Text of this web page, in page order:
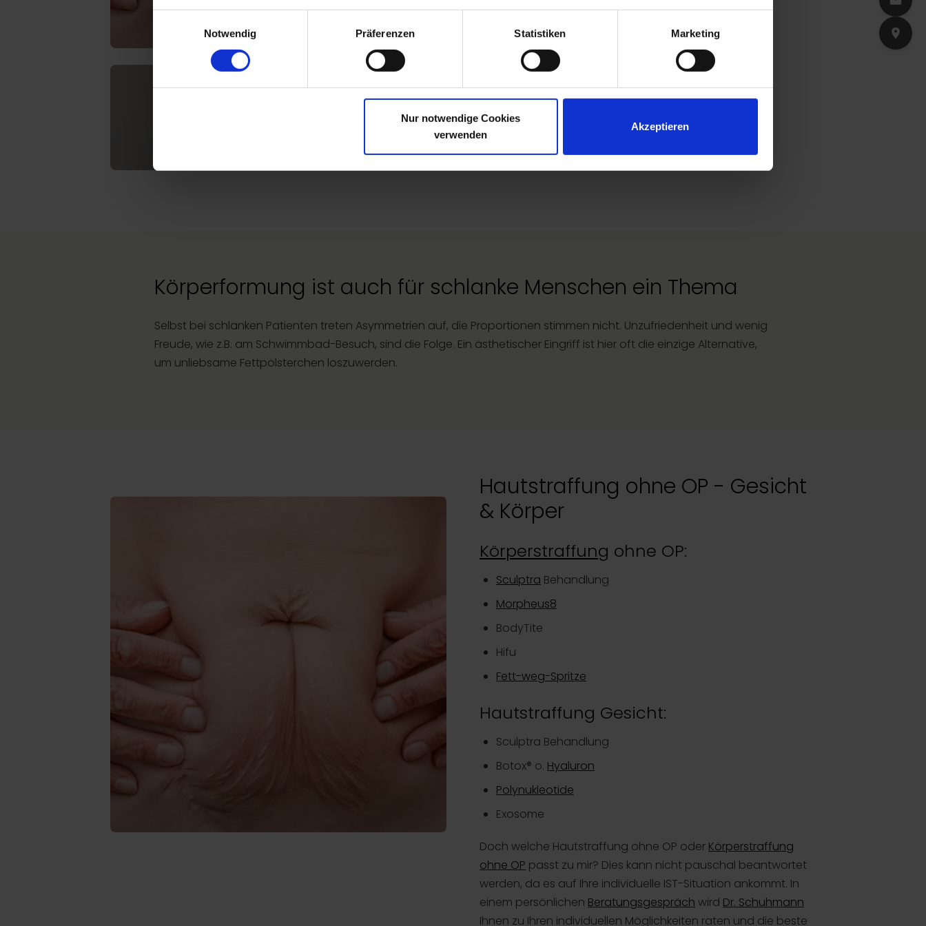
Notwendig
Präferenzen Statistiken Marketing
Nur notwendige Cookies
verwenden
Akzeptieren
Körperformung ist auch für schlanke Menschen ein Thema
Selbst bei schlanken Patienten treten Asymmetrien auf, die Proportionen stimmen nicht. Unzufriedenheit und wenig
Freude, wie z.B. am Schwimmbad-Besuch, sind die Folge. Ein ästhetischer Eingriff ist hier oft die einzige Alternative,
um unliebsame Fettpölsterchen loszuwerden.
Hautstraffung ohne OP - Gesicht
& Körper
Körperstraffung ohne OP:
Sculptra Behandlung
Morpheus8
BodyTite
Hifu
Fett-weg-Spritze
Hautstraffung Gesicht:
Sculptra Behandlung
Botox® o. Hyaluron
Polynukleotide
Exosome
Doch welche Hautstraffung ohne OP oder Körperstraffung
ohne OP passt zu mir? Dies kann nicht pauschal beantwortet
werden, da es auf Ihre individuelle IST-Situation ankommt. In
einem persönlichen Beratungsgespräch wird Dr. Schuhmann
Ihnen zu Ihren individuellen Möglichkeiten raten und die beste